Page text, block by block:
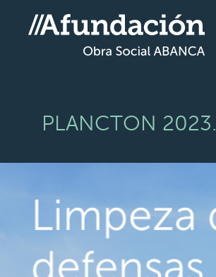
PLANCTON 2023.